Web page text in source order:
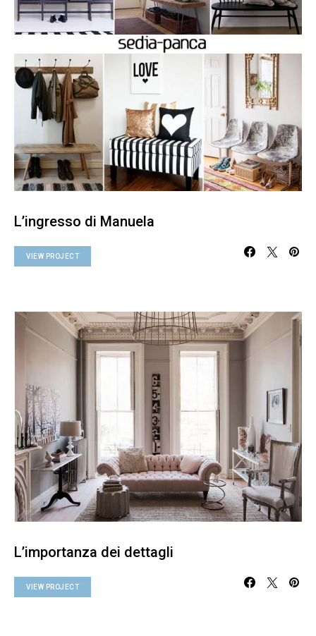
L’ingresso di Manuela
VIEW PROJECT
L’importanza dei dettagli
VIEW PROJECT